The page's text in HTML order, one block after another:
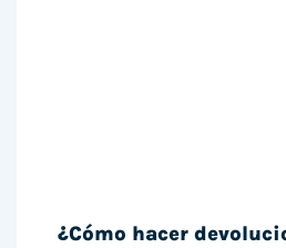
¿Cómo hacer